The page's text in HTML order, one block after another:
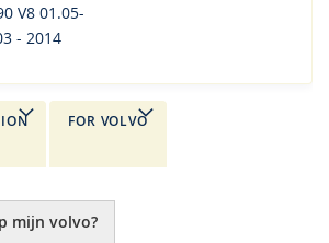
V8 01.05-
- 2014
FOR VOLVO
mijn volvo?